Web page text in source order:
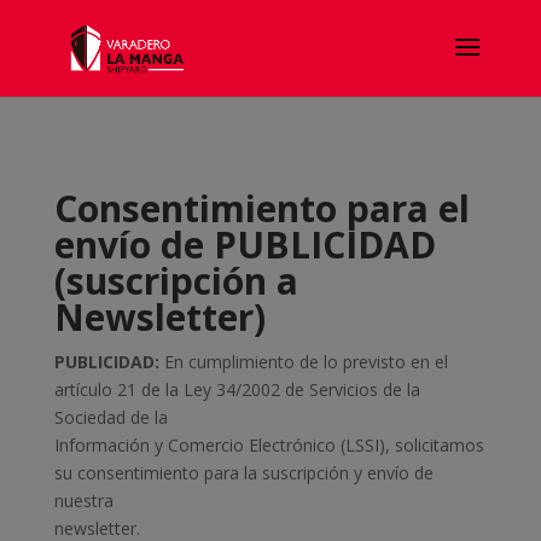
Consentimiento para el
envío de PUBLICIDAD
(suscripción a
Newsletter)
PUBLICIDAD: En cumplimiento de lo previsto en el
artículo 21 de la Ley 34/2002 de Servicios de la
Sociedad de la
Información y Comercio Electrónico (LSSI), solicitamos
su consentimiento para la suscripción y envío de
nuestra
newsletter.